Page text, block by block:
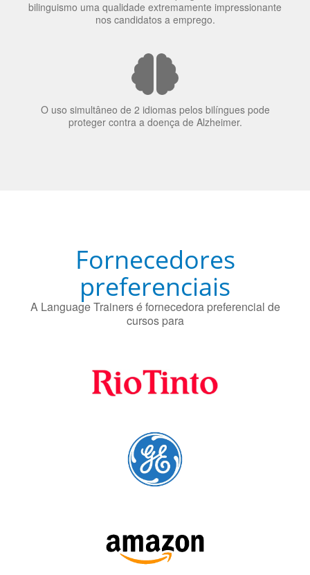
70% dos recrutadores de emprego consideram o
bilinguismo uma qualidade extremamente impressionante
O uso simultâneo de 2 idiomas pelos bilíngues pode
Fornecedores
preferenciais
A Language Trainers é fornecedora preferencial de